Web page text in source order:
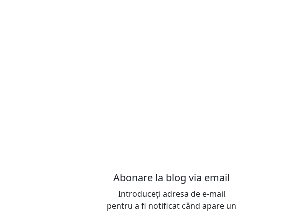
Abonare la blog via email
Introduceți adresa de e-mail
pentru a fi notificat când apare un